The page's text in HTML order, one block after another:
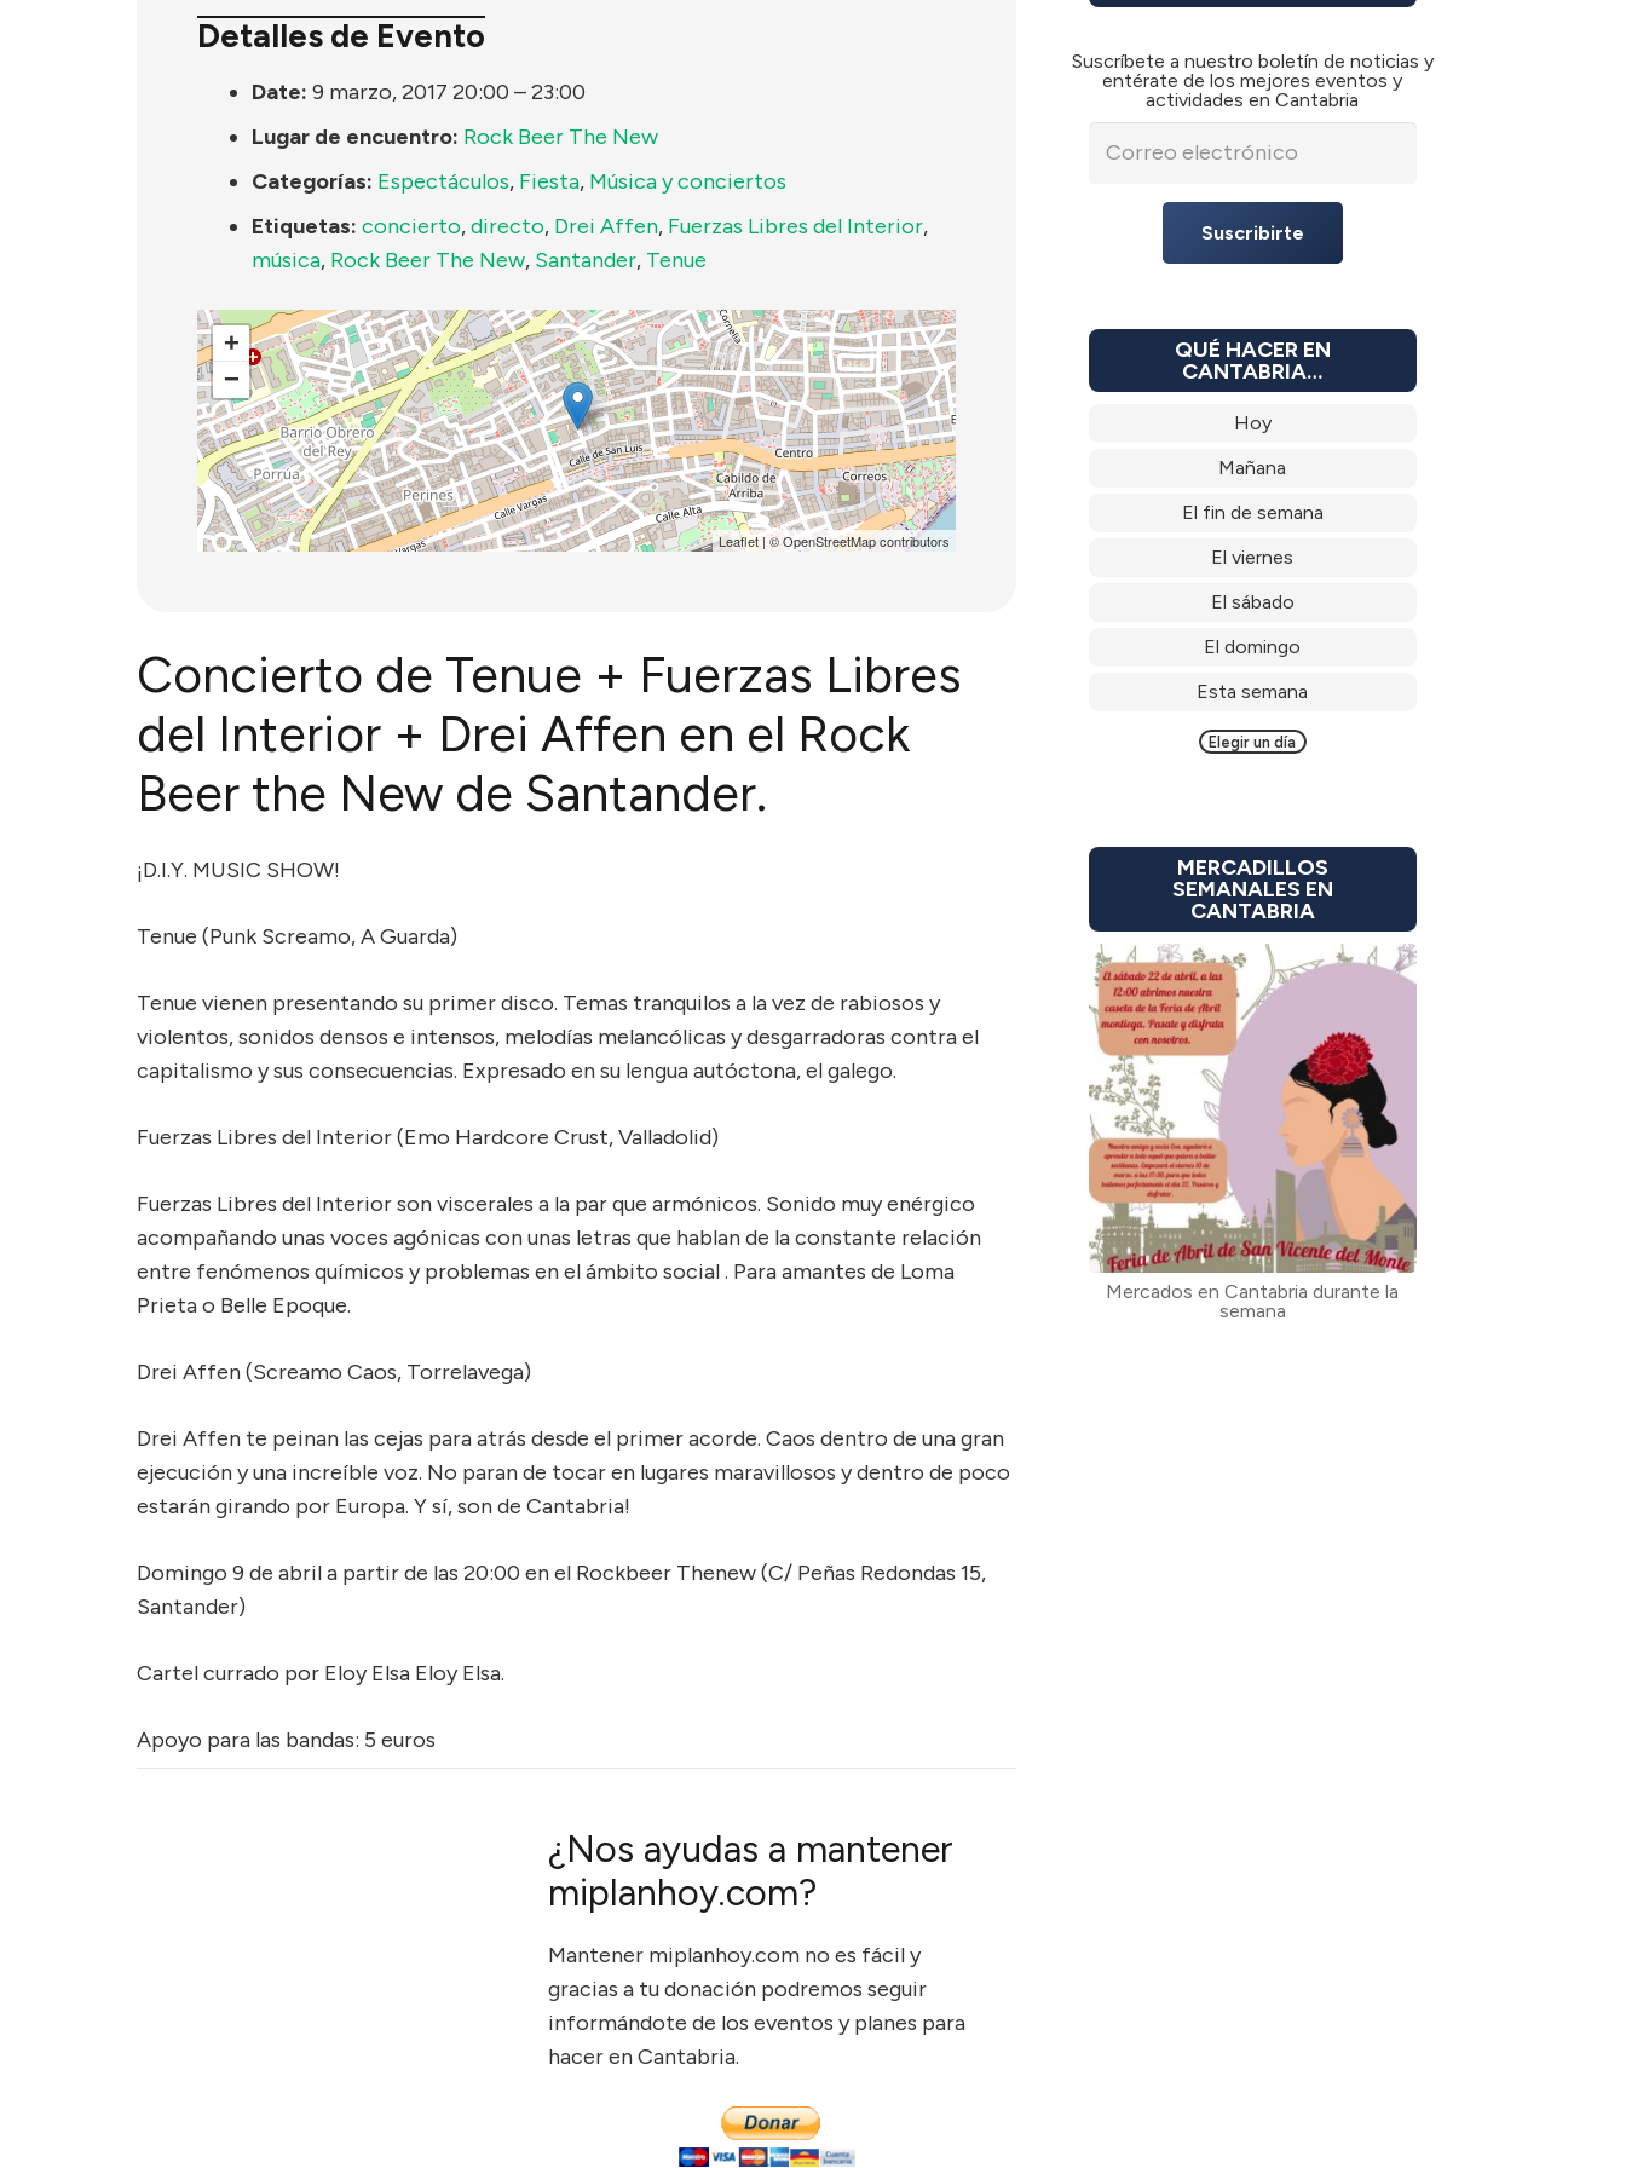
Detalles de Evento
Date: 9 marzo, 2017 20:00 –23:00
Lugar de encuentro: Rock Beer The New
Categorías: Espectáculos, Fiesta, Música y conciertos
Etiquetas: concierto,directo, Drei Affen, Fuerzas Libres del Interior,
música, Rock Beer The New, Santander, Tenue
+
−
Leaflet| ©OpenStreetMapcontributors
Concierto de Tenue + Fuerzas Libres
del Interior + Drei Affen en el Rock
Beer the New de Santander.
¡D.I.Y. MUSIC SHOW!
Tenue (Punk Screamo, A Guarda)
Tenue vienen presentando su primer disco. Temas tranquilos a la vez de rabiosos y
violentos, sonidos densos e intensos, melodías melancólicas y desgarradoras contra el
capitalismo y sus consecuencias. Expresado en su lengua autóctona, el galego.
Fuerzas Libres del Interior (Emo Hardcore Crust, Valladolid)
Fuerzas Libres del Interior son viscerales a la par que armónicos. Sonido muy enérgico
acompañando unas voces agónicas con unas letras que hablan de la constante relación
entre fenómenos químicos y problemas en el ámbito social . Para amantes de Loma
Prieta o Belle Epoque.
Drei Affen (Screamo Caos, Torrelavega)
Drei Affen te peinan las cejas para atrás desde el primer acorde. Caos dentro de una gran
ejecución y una increíble voz. No paran de tocar en lugares maravillosos y dentro de poco
estarán girando por Europa. Y sí, son de Cantabria!
Domingo 9 de abril a partir de las 20:00 en el Rockbeer Thenew (C/ Peñas Redondas 15,
Santander)
Cartel currado por Eloy Elsa Eloy Elsa.
Apoyo para las bandas: 5 euros
¿Nos ayudas a mantener
miplanhoy.com?
Mantener miplanhoy.com no es fácil y
gracias a tu donación podremos seguir
informándote de los eventos y planes para
hacer en Cantabria.
Suscríbete a nuestro boletín de noticias y
entérate de los mejores eventos y
actividades en Cantabria
Suscribirte
QUÉ HACER EN
CANTABRIA…
Hoy
Mañana
El fin de semana
El viernes
El sábado
El domingo
Esta semana
Elegir un día
MERCADILLOS
SEMANALES EN
CANTABRIA
Mercados en Cantabria durante la
semana